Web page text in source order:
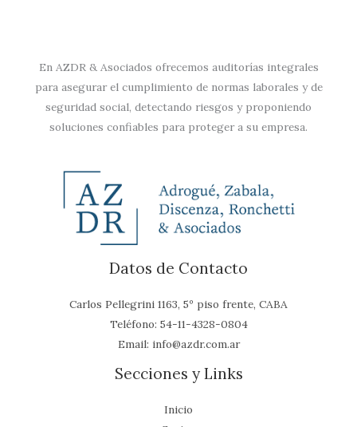
En AZDR & Asociados ofrecemos auditorías integrales
para asegurar el cumplimiento de normas laborales y de
seguridad social, detectando riesgos y proponiendo
soluciones confiables para proteger a su empresa.
Datos de Contacto
Carlos Pellegrini 1163, 5º piso frente, CABA
Teléfono: 54-11-4328-0804
Email: info@azdr.com.ar
Secciones y Links
Inicio